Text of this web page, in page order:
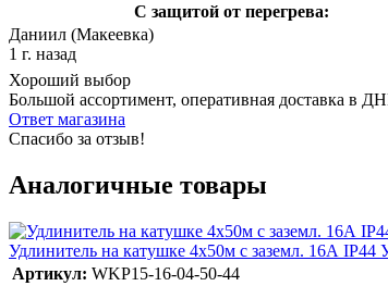
С защитой от перегрева:
Даниил (Макеевка)
1 г. назад
Хороший выбор
Большой ассортимент, оперативная доставка в
Ответ магазина
Спасибо за отзыв!
Аналогичные товары
Удлинитель на катушке 4х50м с заземл. 16А
Артикул: WKP15-16-04-50-44